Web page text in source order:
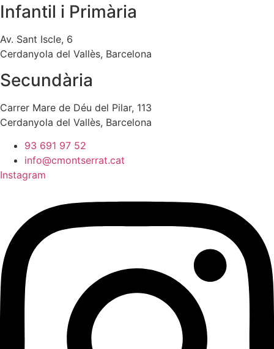
Infantil i Primària
Av. Sant Iscle, 6
Cerdanyola del Vallès, Barcelona
Secundària
Carrer Mare de Déu del Pilar, 113
Cerdanyola del Vallès, Barcelona
93 691 97 52
info@cmontserrat.cat
Instagram